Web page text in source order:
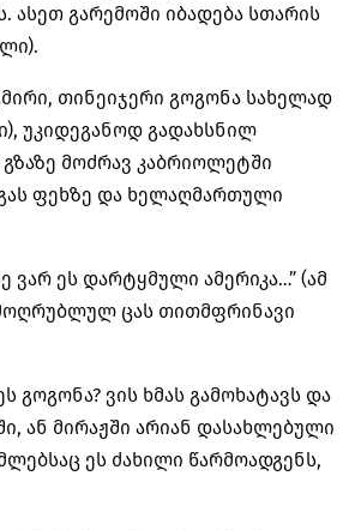
ასეთ გარემოში იბადება სთარის
თინეიჯერი გოგონა სახელად
უკიდეგანოდ გადახსნილ
მოძრავ კაბრიოლეტში
ფეხზე და ხელაღმართული
ვარ ეს დარტყმული ამერიკა…” (ამ
ცას თითმფრინავი
გოგონა? ვის ხმას გამოხატავს და
ან მირაჟში არიან დასახლებული
ეს ძახილი წარმოადგენს,